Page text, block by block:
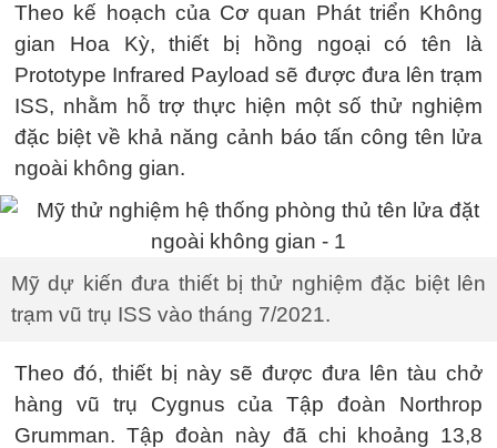
Theo kế hoạch của Cơ quan Phát triển Không
gian Hoa Kỳ, thiết bị hồng ngoại có tên là
Prototype Infrared Payload sẽ được đưa lên trạm
ISS, nhằm hỗ trợ thực hiện một số thử nghiệm
đặc biệt về khả năng cảnh báo tấn công tên lửa
ngoài không gian.
Mỹ dự kiến đưa thiết bị thử nghiệm đặc biệt lên
trạm vũ trụ ISS vào tháng 7/2021.
Theo đó, thiết bị này sẽ được đưa lên tàu chở
hàng vũ trụ Cygnus của Tập đoàn Northrop
Grumman. Tập đoàn này đã chi khoảng 13,8